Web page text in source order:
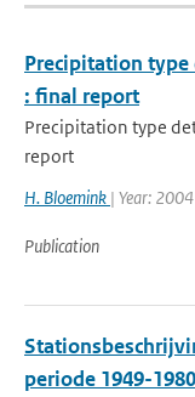
Precipitation type
: final report
Precipitation type
report
H. Bloemink | Year:
Publication
periode 1949-1980